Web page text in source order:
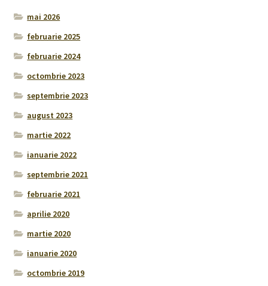
mai 2026
februarie 2025
februarie 2024
octombrie 2023
septembrie 2023
august 2023
martie 2022
ianuarie 2022
septembrie 2021
februarie 2021
aprilie 2020
martie 2020
ianuarie 2020
octombrie 2019